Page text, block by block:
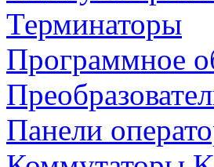
Терминаторы
Программное
Панели